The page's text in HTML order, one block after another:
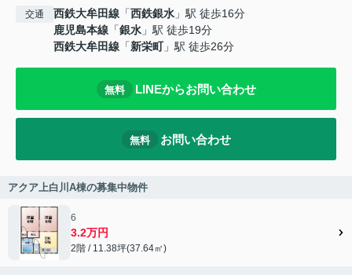
交通 西鉄大牟田線 「西鉄銀水 」駅 徒歩16分
鹿児島本線 「銀水 」駅 徒歩19分
西鉄大牟田線 「新栄町」駅 徒歩26分
無料 LINEからお問い合わせ
無料 お問い合わせ
アクア上白川A棟の募集中物件
6
3.2万円
2階 / 11.38坪(37.64㎡)